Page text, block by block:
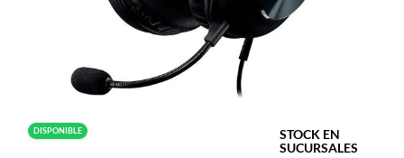
DISPONIBLE
STOCK EN
SUCURSALES